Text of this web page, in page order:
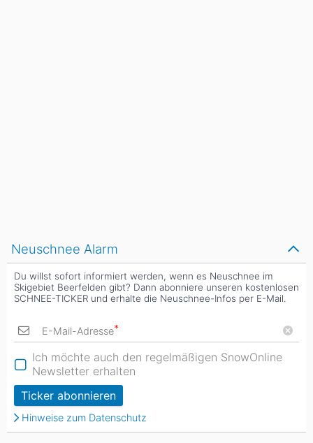
Neuschnee Alarm
Du willst sofort informiert werden, wenn es Neuschnee im
Skigebiet Beerfelden gibt? Dann abonniere unseren kostenlosen
SCHNEE-TICKER und erhalte die Neuschnee-Infos per E-Mail.
E-Mail-Adresse*
Ich möchte auch den regelmäßigen SnowOnline
Newsletter erhalten
Ticker abonnieren
Hinweise zum Datenschutz